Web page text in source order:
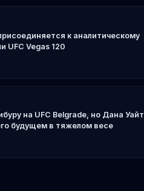
к аналитическому
UFC Vegas 120
на UFC Belgrade, но Дана Уайт
будущем в тяжелом весе